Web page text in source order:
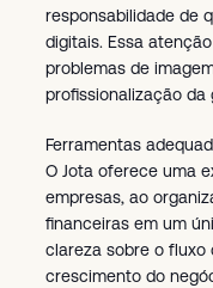
responsabilidade de
digitais. Essa
problemas de
profissionalização da
Ferramentas
O Jota oferece uma
empresas, ao
financeiras em um
clareza sobre o fluxo
crescimento do